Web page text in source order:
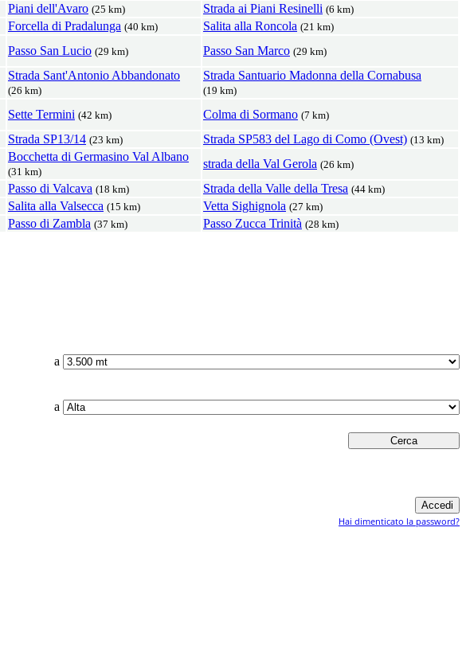
Piani dell'Avaro (25 km) Strada ai Piani Resinelli (6 km)
Forcella di Pradalunga (40 km) Salita alla Roncola (21 km)
Passo San Lucio (29 km) Passo San Marco (29 km)
Strada Sant'Antonio Abbandonato
(26 km)
Strada Santuario Madonna della Cornabusa
(19 km)
Sette Termini (42 km) Colma di Sormano (7 km)
Strada SP13/14 (23 km) Strada SP583 del Lago di Como (Ovest) (13 km)
Bocchetta di Germasino Val Albano
(31 km)
strada della Val Gerola (26 km)
Passo di Valcava (18 km) Strada della Valle della Tresa (44 km)
Salita alla Valsecca (15 km) Vetta Sighignola (27 km)
Passo di Zambla (37 km) Passo Zucca Trinità (28 km)
a
a
Hai dimenticato la password?